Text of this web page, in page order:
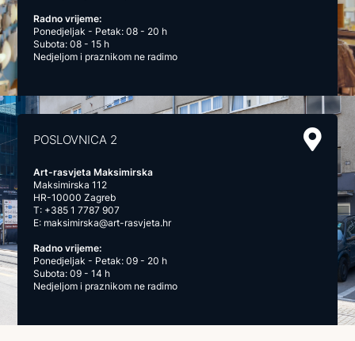
Radno vrijeme:
Ponedjeljak - Petak: 08 - 20 h
Subota: 08 - 15 h
Nedjeljom i praznikom ne radimo
POSLOVNICA 2
Art-rasvjeta Maksimirska
Maksimirska 112
HR-10000 Zagreb
T: +385 1 7787 907
E: maksimirska@art-rasvjeta.hr
Radno vrijeme:
Ponedjeljak - Petak: 09 - 20 h
Subota: 09 - 14 h
Nedjeljom i praznikom ne radimo